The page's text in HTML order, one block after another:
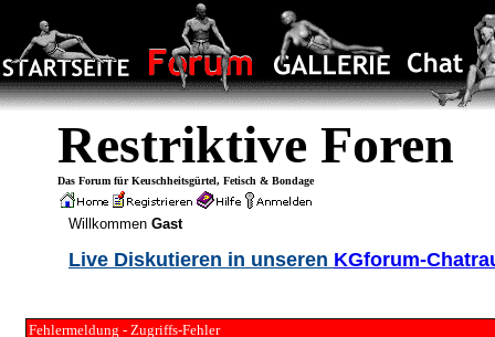
Restriktive Foren
Das Forum für Keuschheitsgürtel, Fetisch & Bondage
Willkommen Gast
Live Diskutieren in unseren KGforum-
Fehlermeldung - Zugriffs-Fehler